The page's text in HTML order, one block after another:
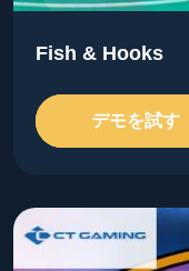
Fish & Hooks
デモを試す